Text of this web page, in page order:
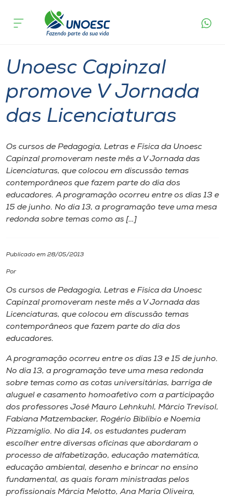
Cursos
Atendimento ao Estudante
Portal de Ensino
A
Unoesc
Internacionalização
Cultura
CPA
Biblioteca
Editora
Rádio
Museu
Unoesc
acontece
Unoesc Capinzal
promove V Jornada
das Licenciaturas
Os cursos de Pedagogia, Letras e Física da Unoesc
Capinzal promoveram neste mês a V Jornada das
Licenciaturas, que colocou em discussão temas
contemporâneos que fazem parte do dia dos
educadores. A programação ocorreu entre os dias 13 e
15 de junho. No dia 13, a programação teve uma mesa
redonda sobre temas como as […]
Publicado em 28/05/2013
Por
Os cursos de Pedagogia, Letras e Física da Unoesc
Capinzal promoveram neste mês a V Jornada das
Licenciaturas, que colocou em discussão temas
contemporâneos que fazem parte do dia dos
educadores.
A programação ocorreu entre os dias 13 e 15 de junho.
No dia 13, a programação teve uma mesa redonda
sobre temas como as cotas universitárias, barriga de
aluguel e casamento homoafetivo com a participação
dos professores José Mauro Lehnkuhl, Márcio Trevisol,
Fabiana Matzembacker, Rogério Biblibio e Noemia
Pizzamiglio. No dia 14, os estudantes puderam
escolher entre diversas oficinas que abordaram o
processo de alfabetização, educação matemática,
educação ambiental, desenho e brincar no ensino
fundamental, as quais foram ministradas pelos
profissionais Márcia Melotto, Ana Maria Oliveira,